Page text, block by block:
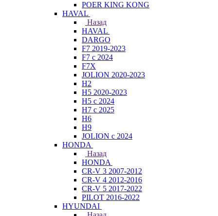
POER KING KONG
HAVAL
Назад
HAVAL
DARGO
F7 2019-2023
F7 с 2024
F7X
JOLION 2020-2023
H2
H5 2020-2023
H5 с 2024
H7 с 2025
H6
H9
JOLION с 2024
HONDA
Назад
HONDA
CR-V 3 2007-2012
CR-V 4 2012-2016
CR-V 5 2017-2022
PILOT 2016-2022
HYUNDAI